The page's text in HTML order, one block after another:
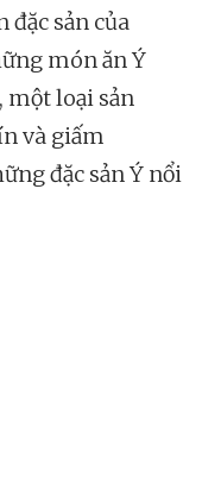
đặc sản của
món ăn Ý
một loại sản
và giấm
đặc sản Ý nổi